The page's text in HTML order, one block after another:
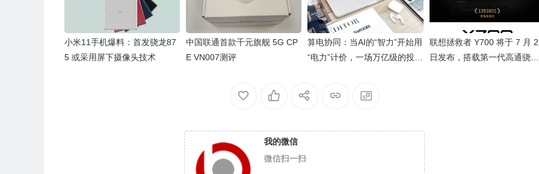
小米11手机爆料：首发骁龙87
5 或采用屏下摄像头技术
中国联通首款千元旗舰 5G CP
E VN007测评
算电协同：当AI的“智力”开始用
“电力”计价，一场万亿级的投资
联想拯救者 Y700 将于 7 月
日发布，搭载第一代高通骁龙
我的微信
微信扫一扫